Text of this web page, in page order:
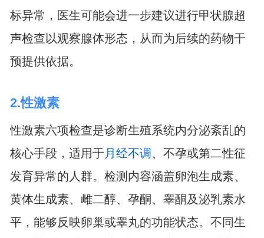
标异常，医生可能会进一步建议进行甲状腺超
声检查以观察腺体形态，从而为后续的药物干
预提供依据。
2.性激素
性激素六项检查是诊断生殖系统内分泌紊乱的
核心手段，适用于月经不调 、不孕或第二性征
发育异常的人群。检测内容涵盖卵泡生成素、
黄体生成素、雌二醇、孕酮、睾酮及泌乳素水
平，能够反映卵巢或睾丸的功能状态。不同生